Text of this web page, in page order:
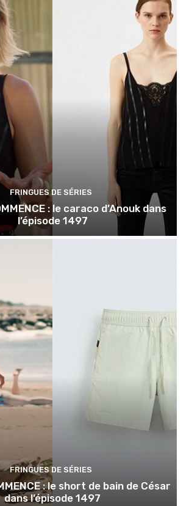
FRINGUES DE SÉRIES
: le caraco d’Anouk dans
l’épisode 1497
FRINGUES DE SÉRIES
: le short de bain de César
dans l’épisode 1497